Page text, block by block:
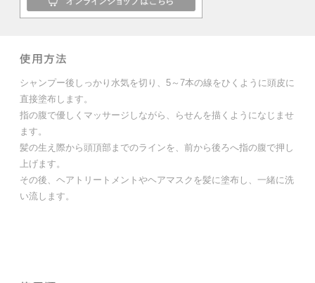
シャンプー後しっかり水気を切り、5～7本の線をひくように頭皮に
直接塗布します。
指の腹で優しくマッサージしながら、らせんを描くようになじませ
ます。
髪の生え際から頭頂部までのラインを、前から後ろへ指の腹で押し
上げます。
その後、ヘアトリートメントやヘアマスクを髪に塗布し、一緒に洗
い流します。